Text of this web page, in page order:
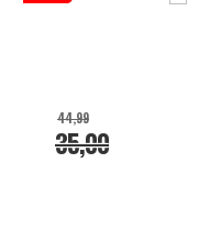
35,00
44,99